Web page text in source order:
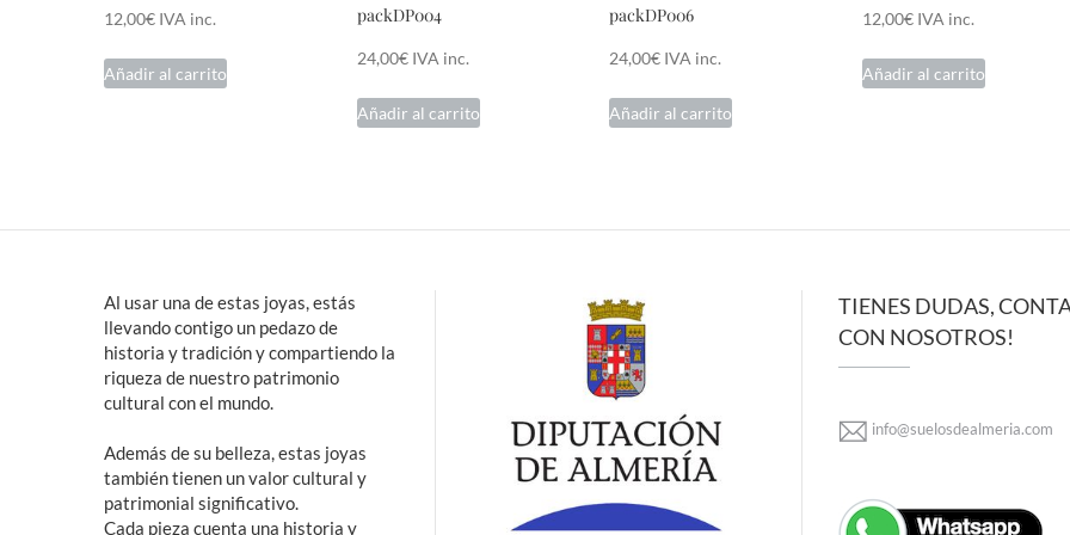
12,00€ IVA inc.
Añadir al carrito
packDP004
24,00€ IVA inc.
Añadir al carrito
packDP006
24,00€ IVA inc.
Añadir al carrito
12,00€ IVA inc.
Añadir al carrito
Al usar una de estas joyas, estás
llevando contigo un pedazo de
historia y tradición y compartiendo la
riqueza de nuestro patrimonio
cultural con el mundo.
Además de su belleza, estas joyas
también tienen un valor cultural y
patrimonial significativo.
Cada pieza cuenta una historia y
TIENES DUDAS,
CON NOSOTROS!
info@suelosdealmeria.com